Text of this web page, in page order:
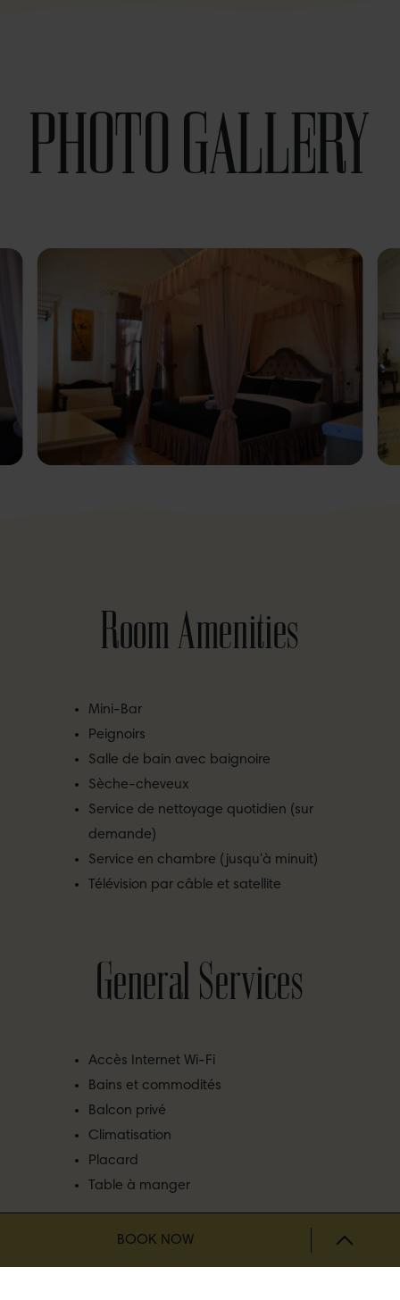
PHOTO GALLERY
Room Amenities
Mini-Bar
Peignoirs
Salle de bain avec baignoire
Sèche-cheveux
Service de nettoyage quotidien (sur
demande)
Service en chambre (jusqu'à minuit)
Télévision par câble et satellite
General Services
Accès Internet Wi-Fi
Bains et commodités
Balcon privé
Climatisation
Placard
Table à manger
BOOK NOW